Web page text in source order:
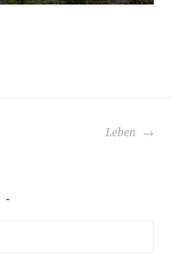
Leben